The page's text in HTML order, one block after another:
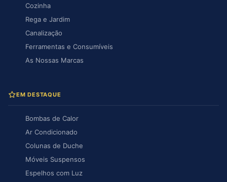
Cozinha
Rega e Jardim
Canalização
Ferramentas e Consumíveis
As Nossas Marcas
EM DESTAQUE
Bombas de Calor
Ar Condicionado
Colunas de Duche
Móveis Suspensos
Espelhos com Luz